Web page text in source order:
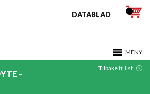
MENY
DATABLAD
-
Tilbake til list